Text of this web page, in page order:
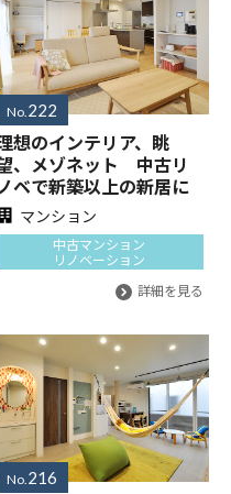
No. 222
想のインテリア、眺
、メゾネット 中古リ
ベで新築以上の新居に
マンション
中古マンション
リノベーション
詳細を見る
No. 216